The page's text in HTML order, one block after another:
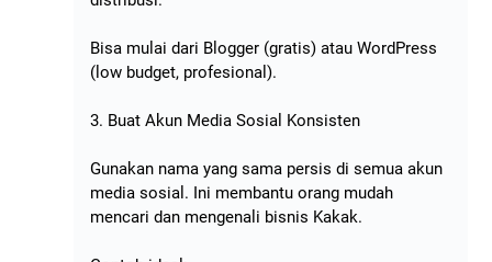
Bisa mulai dari Blogger (gratis) atau WordPress
(low budget, profesional).
3. Buat Akun Media Sosial Konsisten
Gunakan nama yang sama persis di semua akun
media sosial. Ini membantu orang mudah
mencari dan mengenali bisnis Kakak.